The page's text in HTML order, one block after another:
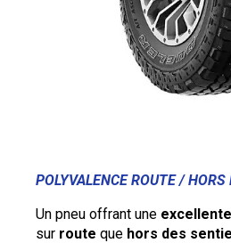
POLYVALENCE ROUTE / HORS
Un pneu offrant une
sur route que hors des